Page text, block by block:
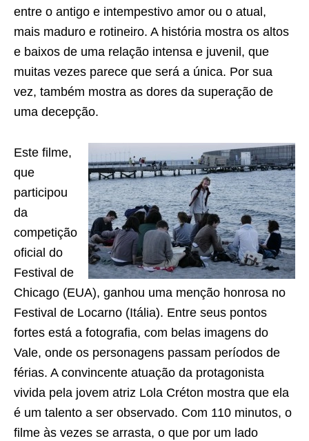
entre o antigo e intempestivo amor ou o atual,
mais maduro e rotineiro. A história mostra os altos
e baixos de uma relação intensa e juvenil, que
muitas vezes parece que será a única. Por sua
vez, também mostra as dores da superação de
uma decepção.
Este filme,
que
participou
da
competição
oficial do
Festival de
Chicago (EUA), ganhou uma menção honrosa no
Festival de Locarno (Itália). Entre seus pontos
fortes está a fotografia, com belas imagens do
Vale, onde os personagens passam períodos de
férias. A convincente atuação da protagonista
vivida pela jovem atriz Lola Créton mostra que ela
é um talento a ser observado. Com 110 minutos, o
filme às vezes se arrasta, o que por um lado